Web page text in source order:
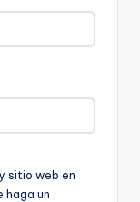
sitio web en
haga un